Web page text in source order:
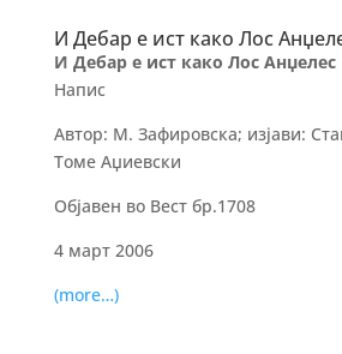
И Дебар е ист како Лос
И Дебар е ист како Лос Анџелес
Напис
Автор: М. Зафировска; изјави:
Томе Аџиевски
Објавен во Вест бр.1708
4 март 2006
(more…)